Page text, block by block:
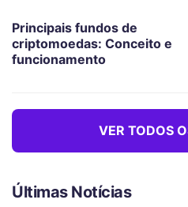
Principais fundos de
criptomoedas: Conceito e
funcionamento
VER TODOS
Últimas Notícias